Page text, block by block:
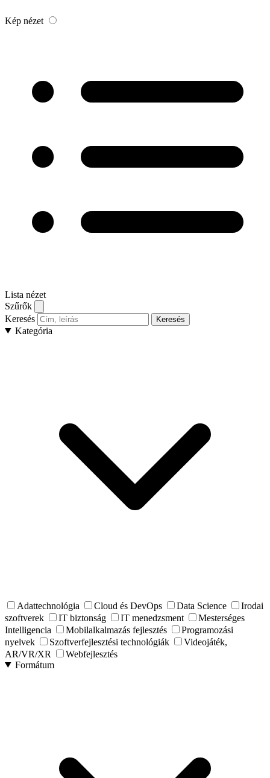
Kép nézet
Lista nézet
Szűrők
Keresés
Keresés
Kategória
Adattechnológia Cloud és DevOps Data Science
Irodai
szoftverek
IT biztonság IT menedzsment
Mesterséges
Intelligencia
Mobilalkalmazás fejlesztés
Programozási
nyelvek
Szoftverfejlesztési technológiák
Videojáték,
AR/VR/XR
Webfejlesztés
Formátum